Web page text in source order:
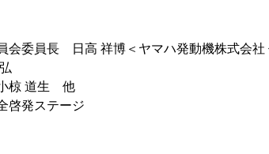
会委員長 日高 祥博＜ヤマハ発動機株式会社
椋 道生 他
啓発ステージ